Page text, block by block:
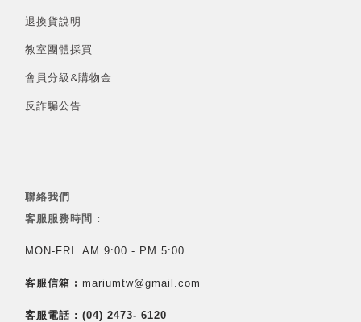
退換貨說明
教室團體採買
會員分級&購物金
反詐騙公告
聯絡我們
客服服務時間 :
MON-FRI AM 9:00 - PM 5:00
客服信箱 : mariumtw@gmail.com
客服電話 : (04) 2473- 6120